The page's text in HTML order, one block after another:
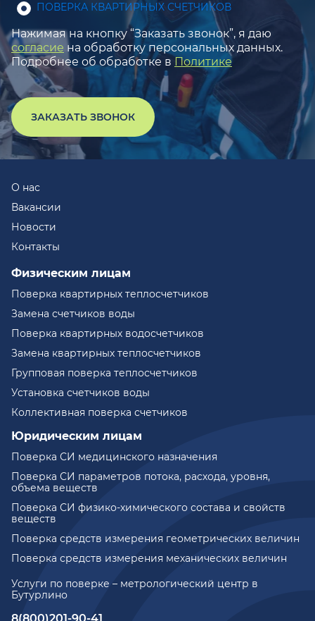
ПОВЕРКА КВАРТИРНЫХ СЧЕТЧИКОВ
Нажимая на кнопку “Заказать звонок”, я даю
согласие на обработку персональных данных.
Подробнее об обработке в Политике
ЗАКАЗАТЬ ЗВОНОК
Услуги по поверке – метрологический центр в
Бутурлино
О нас
Вакансии
Новости
Контакты
Физическим лицам
Поверка квартирных теплосчетчиков
Замена счетчиков воды
Поверка квартирных водосчетчиков
Замена квартирных теплосчетчиков
Групповая поверка теплосчетчиков
Установка счетчиков воды
Коллективная поверка счетчиков
Юридическим лицам
Поверка СИ медицинского назначения
Поверка СИ параметров потока, расхода, уровня,
объема веществ
Поверка СИ физико-химического состава и свойств
веществ
Поверка средств измерения геометрических величин
Поверка средств измерения механических величин